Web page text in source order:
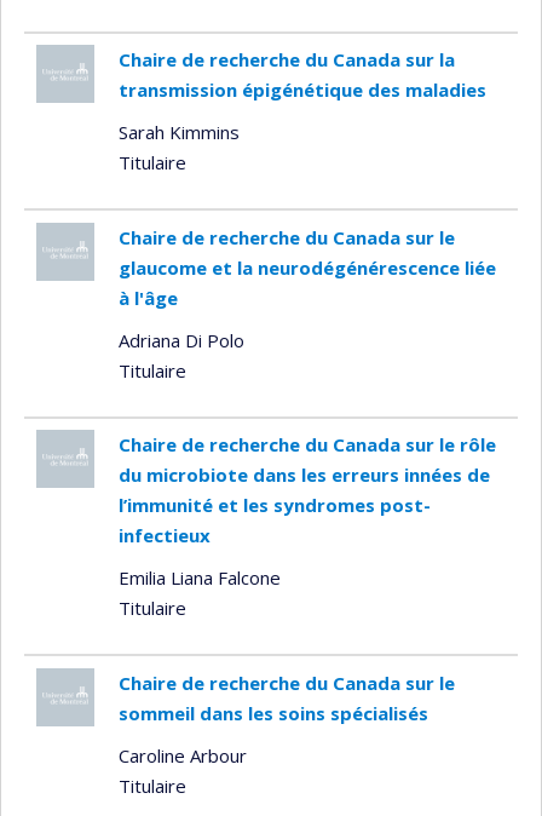
Chaire de recherche du Canada sur la
transmission épigénétique des maladies
Sarah Kimmins
Titulaire
Chaire de recherche du Canada sur le
glaucome et la neurodégénérescence liée
à l'âge
Adriana Di Polo
Titulaire
Chaire de recherche du Canada sur le rôle
du microbiote dans les erreurs innées de
l’immunité et les syndromes post-
infectieux
Emilia Liana Falcone
Titulaire
Chaire de recherche du Canada sur le
sommeil dans les soins spécialisés
Caroline Arbour
Titulaire